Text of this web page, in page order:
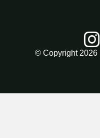
© Copyright 2026